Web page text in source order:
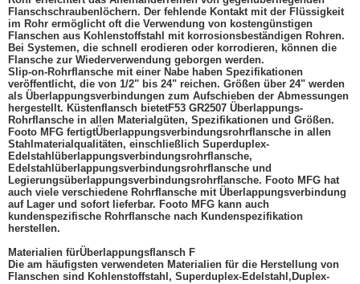
Flanschschraubenlöchern. Der fehlende Kontakt mit der Flüssigkeit
im Rohr ermöglicht oft die Verwendung von kostengünstigen
Flanschen aus Kohlenstoffstahl mit korrosionsbeständigen Rohren.
Bei Systemen, die schnell erodieren oder korrodieren, können die
Flansche zur Wiederverwendung geborgen werden.
Slip-on-Rohrflansche mit einer Nabe haben Spezifikationen
veröffentlicht, die von 1/2" bis 24" reichen. Größen über 24" werden
als Überlappungsverbindungen zum Aufschieben der Abmessungen
hergestellt. Küstenflansch bietetF53 GR2507 Überlappungs-
Rohrflansche in allen Materialgüten, Spezifikationen und Größen.
Footo MFG fertigtÜberlappungsverbindungsrohrflansche in allen
Stahlmaterialqualitäten, einschließlich Superduplex-
Edelstahlüberlappungsverbindungsrohrflansche,
Edelstahlüberlappungsverbindungsrohrflansche und
Legierungsüberlappungsverbindungsrohrflansche. Footo MFG hat
auch viele verschiedene Rohrflansche mit Überlappungsverbindung
auf Lager und sofort lieferbar. Footo MFG kann auch
kundenspezifische Rohrflansche nach Kundenspezifikation
herstellen.
Materialien fürÜberlappungsflansch F
Die am häufigsten verwendeten Materialien für die Herstellung von
Flanschen sind Kohlenstoffstahl, Superduplex-Edelstahl, Duplex-